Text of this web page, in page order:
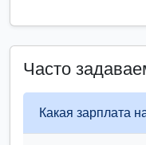
Часто
Какая зарплата